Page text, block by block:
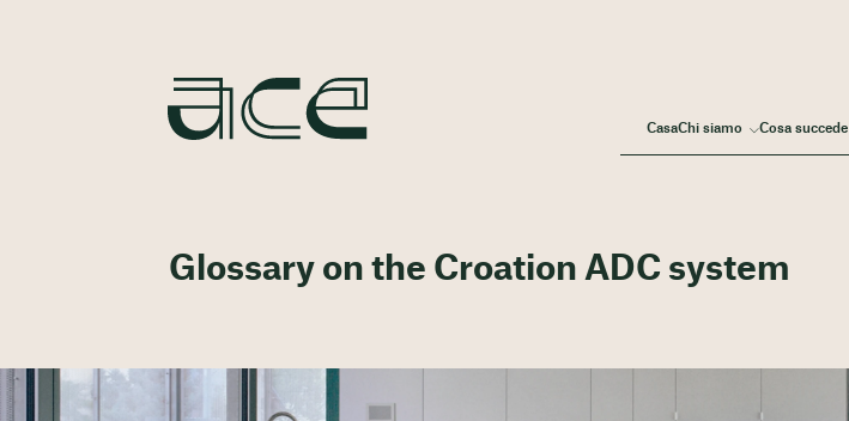
CasaChi siamo Cosa succede
Glossary on the Croation ADC system